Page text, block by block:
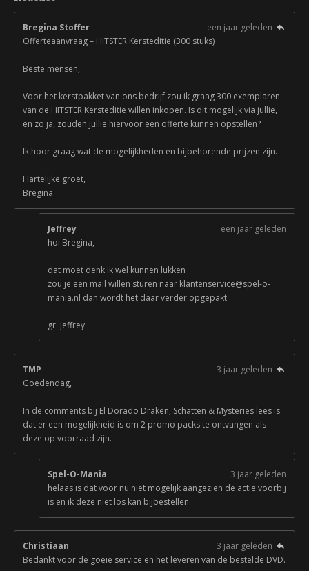
Bregina Stoffer
een jaar geleden
Offerteaanvraag – HITSTER Kersteditie (300 stuks)
Beste mensen,
Voor het kerstpakket van ons bedrijf zou ik graag 300 exemplaren
van de HITSTER Kersteditie willen inkopen. Is dit mogelijk via jullie,
en zo ja, zouden jullie hiervoor een offerte kunnen opstellen?
Ik hoor graag wat de mogelijkheden en bijbehorende prijzen zijn.
Hartelijke groet,
Bregina
Jeffrey
een jaar geleden
hoi Bregina,
dat moet denk ik wel kunnen lukken
zou je een mail willen sturen naar klantenservice@spel-o-
mania.nl dan wordt het daar verder opgepakt
gr. Jeffrey
TMP
3 jaar geleden
Goedendag,
In de comments bij El Dorado Draken, Schatten & Mysteries lees is
dat er een mogelijkheid is om 2 promo packs te ontvangen als
deze op voorraad zijn.
Spel-O-Mania
3 jaar geleden
helaas is dat voor nu niet mogelijk aangezien de actie voorbij
is en ik deze niet los kan bijbestellen
Christiaan
3 jaar geleden
Bedankt voor de goeie service en het leveren van de bestelde DVD.